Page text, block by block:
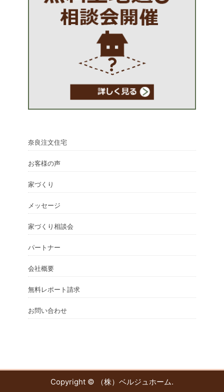
奈良注文住宅
お客様の声
家づくり
メッセージ
家づくり相談会
パートナー
会社概要
無料レポート請求
お問い合わせ
Copyright © （株）ベルジュホーム.